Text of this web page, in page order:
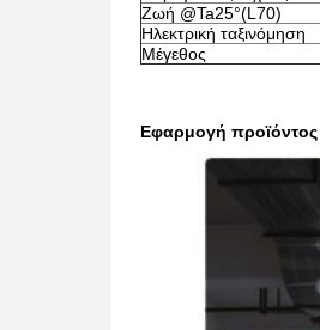
Ζωή @Ta25°(L70)
Ηλεκτρική ταξινόμηση
Μέγεθος
Εφαρμογή